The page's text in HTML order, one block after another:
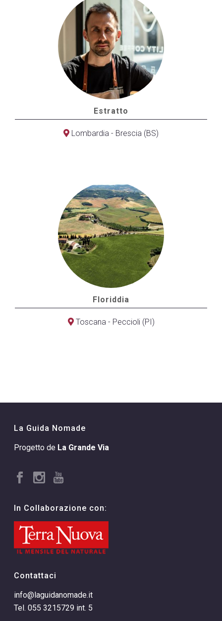
Estratto
Lombardia - Brescia (BS)
Floriddia
Toscana - Peccioli (PI)
La Guida Nomade
Progetto de La Grande Via
In Collaborazione con:
Contattaci
info@laguidanomade.it
Tel. 055 3215729 int. 5